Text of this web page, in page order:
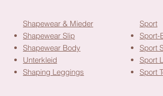
Shapewear & Mieder
Shapewear Slip
Shapewear Body
Unterkleid
Shaping Leggings
Sport
Sport-
Sport
Sport
Sport